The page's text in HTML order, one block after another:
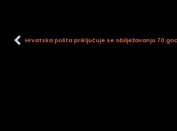
Hrvatska pošta priključuje se obilježavanju 70